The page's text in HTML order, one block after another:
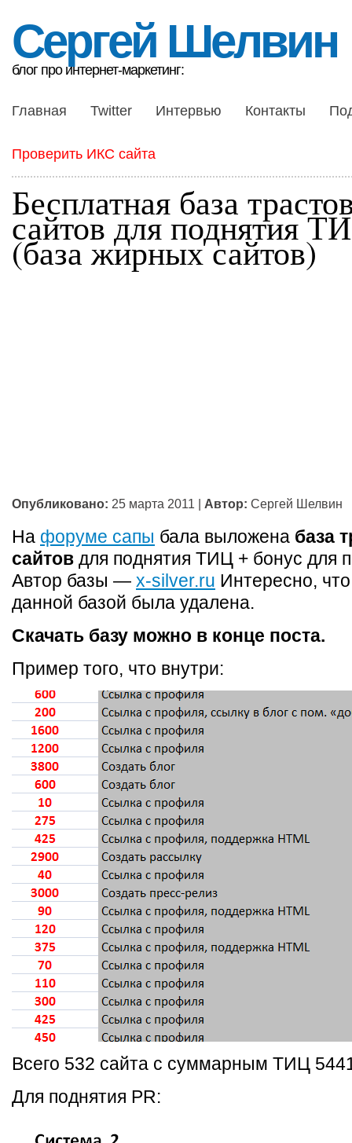
Сергей Шелвин
блог про интернет-маркетинг:
Главная Twitter Интервью Контакты
Проверить ИКС сайта
Бесплатная база
сайтов для поднятия
(база жирных сайтов)
Опубликовано: 25 марта 2011 | Автор: Сергей Шелвин
На форуме сапы бала выложена база
сайтов для поднятия ТИЦ + бонус для
Автор базы — x-silver.ru Интересно,
данной базой была удалена.
Скачать базу можно в конце поста.
Пример того, что внутри:
Всего 532 сайта с суммарным ТИЦ
Для поднятия PR: